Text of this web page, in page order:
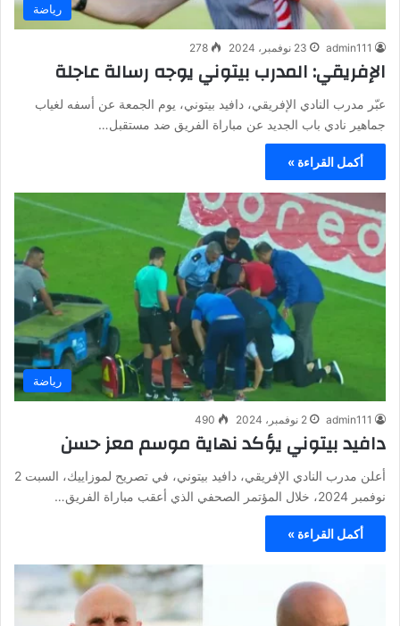
رياضة
admin111 23 نوفمبر، 2024 278
الإفريقي: المدرب بيتوني يوجه رسالة عاجلة
عبّر مدرب النادي الإفريقي، دافيد بيتوني، يوم الجمعة عن أسفه لغياب
جماهير نادي باب الجديد عن مباراة الفريق ضد مستقبل…
أكمل القراءة »
رياضة
admin111 2 نوفمبر، 2024 490
دافيد بيتوني يؤكد نهاية موسم معز حسن
أعلن مدرب النادي الإفريقي، دافيد بيتوني، في تصريح لموزاييك، السبت 2
نوفمبر 2024، خلال المؤتمر الصحفي الذي أعقب مباراة الفريق…
أكمل القراءة »